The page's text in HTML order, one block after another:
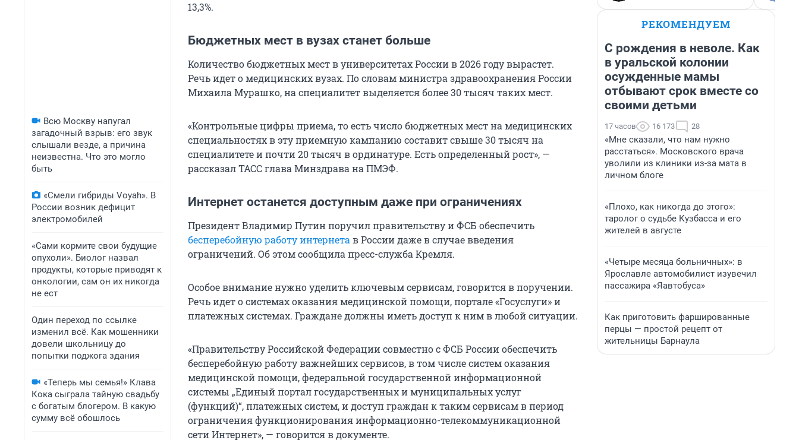
Всю Москву напугал
загадочный взрыв: его звук
слышали везде, а причина
неизвестна. Что это могло
быть
«Смели гибриды Voyah». В
России возник дефицит
электромобилей
«Сами кормите свои будущие
опухоли». Биолог назвал
продукты, которые приводят к
онкологии, сам он их никогда
не ест
Один переход по ссылке
изменил всё. Как мошенники
довели школьницу до
попытки поджога здания
«Теперь мы семья!» Клава
Кока сыграла тайную свадьбу
с богатым блогером. В какую
сумму всё обошлось
13,3%.
Бюджетных мест в вузах станет больше
Количество бюджетных мест в университетах России в 2026 году вырастет.
Речь идет о медицинских вузах. По словам министра здравоохранения России
Михаила Мурашко, на специалитет выделяется более 30 тысяч таких мест.
«Контрольные цифры приема, то есть число бюджетных мест на медицинских
специальностях в эту приемную кампанию составит свыше 30 тысяч на
специалитете и почти 20 тысяч в ординатуре. Есть определенный рост», —
рассказал ТАСС глава Минздрава на ПМЭФ.
Интернет останется доступным даже при ограничениях
Президент Владимир Путин поручил правительству и ФСБ обеспечить
бесперебойную работу интернета в России даже в случае введения
ограничений. Об этом сообщила пресс-служба Кремля.
Особое внимание нужно уделить ключевым сервисам, говорится в поручении.
Речь идет о системах оказания медицинской помощи, портале «Госуслуги» и
платежных системах. Граждане должны иметь доступ к ним в любой ситуации.
«Правительству Российской Федерации совместно с ФСБ России обеспечить
бесперебойную работу важнейших сервисов, в том числе систем оказания
медицинской помощи, федеральной государственной информационной
системы „Единый портал государственных и муниципальных услуг
(функций)“, платежных систем, и доступ граждан к таким сервисам в период
ограничения функционирования информационно-телекоммуникационной
сети Интернет», — говорится в документе.
РЕКОМЕНДУЕМ
С рождения в неволе. Как
в уральской колонии
осужденные мамы
отбывают срок вместе со
своими детьми
17 часов 16 173 28
«Мне сказали, что нам нужно
расстаться». Московского врача
уволили из клиники из-за мата в
личном блоге
«Плохо, как никогда до этого»:
таролог о судьбе Кузбасса и его
жителей в августе
«Четыре месяца больничных»: в
Ярославле автомобилист изувечил
пассажира «Яавтобуса»
Как приготовить фаршированные
перцы — простой рецепт от
жительницы Барнаула